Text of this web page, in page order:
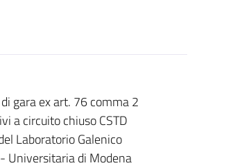
gara ex art. 76 comma 2
a circuito chiuso CSTD
Laboratorio Galenico
Universitaria di Modena